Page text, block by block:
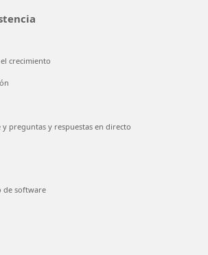
crecimiento
y preguntas y respuestas en directo
de software